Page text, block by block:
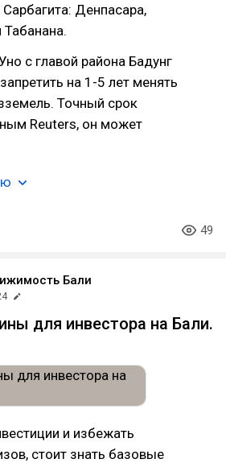
Сарбагита: Денпасара,
Табанана.
с главой района Бадунг
на 1-5 лет менять
Точный срок
Reuters, он может
49
Бали
для инвестора на Бали.
и избежать
стоит знать базовые